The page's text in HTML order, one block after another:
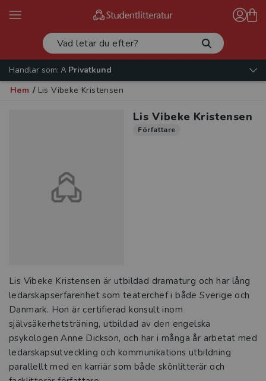
Handlar som:
Privatkund
Hem / Lis Vibeke Kristensen
Lis Vibeke Kristensen
Författare
Lis Vibeke Kristensen är utbildad dramaturg och har lång
ledarskapserfarenhet som teaterchef i både Sverige och
Danmark. Hon är certifierad konsult inom
självsäkerhetsträning, utbildad av den engelska
psykologen Anne Dickson, och har i många år arbetat med
ledarskapsutveckling och kommunikations utbildning
parallellt med en karriär som både skönlitterär och